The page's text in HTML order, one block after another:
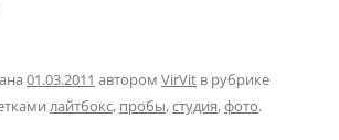
01.03.2011 автором VirVit в рубрике
лайтбокс, пробы,студия,фото.